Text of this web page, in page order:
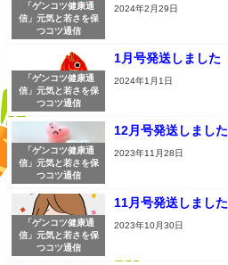
「ゲンコツ健康通
信」元気と若さを保
つコツ通信
2024年2月29日
「ゲンコツ健康通
信」元気と若さを保
つコツ通信
1月号発送しました
2024年1月1日
「ゲンコツ健康通
信」元気と若さを保
つコツ通信
12月号発送しました
2023年11月28日
「ゲンコツ健康通
信」元気と若さを保
つコツ通信
11月号発送しました
2023年10月30日